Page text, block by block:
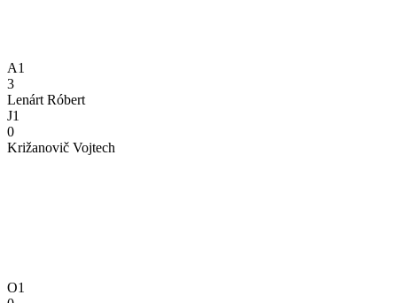
A1
3
Lenárt Róbert
J1
0
Križanovič Vojtech
O1